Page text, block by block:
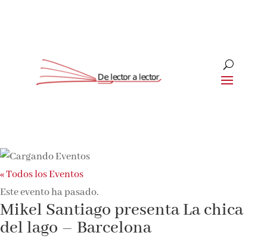
« Todos los Eventos
Este evento ha pasado.
Mikel Santiago presenta La chica
del lago – Barcelona